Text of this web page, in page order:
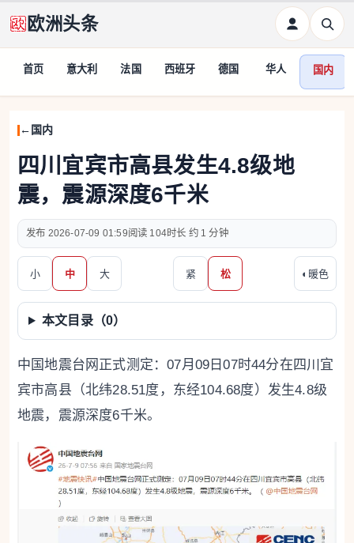
欧洲头条
首页 意大利 法国 西班牙 德国 华人 国内
国内
四川宜宾市高县发生4.8级地
震，震源深度6千米
2026-07-09 01:59 104 约 1 分钟
小 中 大 紧 松 ◐ 暖色
本文目录（0）
中国地震台网正式测定：07月09日07时44分在四川宜
宾市高县（北纬28.51度，东经104.68度）发生4.8级
地震，震源深度6千米。